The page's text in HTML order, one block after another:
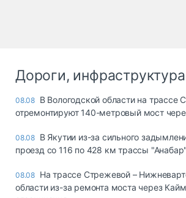
Дороги, инфраструктура
08.08 В Вологодской области на трассе
отремонтируют 140-метровый мост
08.08 В Якутии из-за сильного
проезд со 116 по 428 км трассы "Анабар"
08.08 На трассе Стрежевой –
области из-за ремонта моста через